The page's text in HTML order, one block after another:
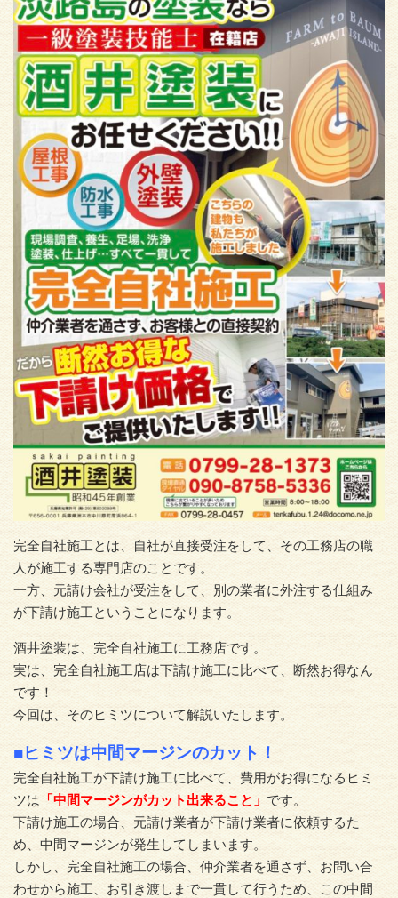
完全自社施工とは、自社が直接受注をして、その工務店の職
人が施工する専門店のことです。
一方、元請け会社が受注をして、別の業者に外注する仕組み
が下請け施工ということになります。
酒井塗装は、完全自社施工に工務店です。
実は、完全自社施工店は下請け施工に比べて、断然お得なん
です！
今回は、そのヒミツについて解説いたします。
■ヒミツは中間マージンのカット！
完全自社施工が下請け施工に比べて、費用がお得になるヒミ
ツは 「中間マージンがカット出来ること」 です。
下請け施工の場合、元請け業者が下請け業者に依頼するた
め、中間マージンが発生してしまいます。
しかし、完全自社施工の場合、仲介業者を通さず、お問い合
わせから施工、お引き渡しまで一貫して行うため、この中間